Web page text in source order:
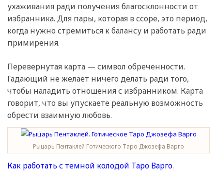
ухаживания ради получения благосклонности от
избранника. Для пары, которая в ссоре, это период,
когда нужно стремиться к балансу и работать ради
примирения.
Перевернутая карта — символ обреченности.
Гадающий не желает ничего делать ради того,
чтобы наладить отношения с избранником. Карта
говорит, что вы упускаете реальную возможность
обрести взаимную любовь.
Рыцарь Пентаклей Готического Таро Джозефа Варго
Как работать с темной колодой Таро Варго.